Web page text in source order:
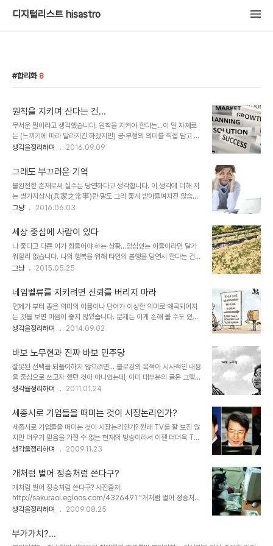
디지털리스트 hisastro
합리화 8
원칙을 지키며 산다는 건...
무서운 말이라고 생각했습니다. 원칙을 지켜야 한다는...이 말 자체로
는 (느끼기에 따라 달라지긴 하겠지만) 긍·부정의 의미를 직접 담고 있
지는 않기 때문에 뭐가 무섭다는 건지 의아할 수 있습니다. 마치 염력
면서 제가 생각하고 있는 그게 무엇인지 보았다면 모를까(허나 저도
그게 뭔지 정확히 알지 못한다는 건 함정~). 이렇게 말할 수 있을 것 같
습니다. 비근한 예를 들어 일관성을 가져야 한다는 것과 일맥상통하는
얘기라고 말이죠. 어떤 면에서 사람들은 원칙을 지켜야 한다거나 일관
성을 가져야 한다는 얘기 자체로 이성을 지닌 사람이라면 반드시 그래
무섭다고 하는 건 그러한 인식으..
생각을정리하며 2016.09.09
그래도 부끄러운 기억
불완전한 존재로써 실수는 당연하다고 생각합니다. 이 생각에 더해 저
는 병가지상사(兵家之常事)란 말도 그리 좋게 받아들여지진 않습니
다. 조심하고 유념하라는 의미겠지만, 실수라는 것을 그저 쉽게 받아들
양심은 있고, 누구나(라고 할 수 있을지는 저만의 생각이겠지만) 나쁜
것을 하고 싶지는 않을 테니까 말이죠. 오히려 좀 더 깊이 생각한다면
말이 될진 모르겠으나 나쁘고, 좋은 것이 없다면 어떨까... 상상하곤 합
니다. 세상은 원래 그런 것이라고 생각되는 요즘도... 사실 살면서 이쪽
저쪽 다 고려하고 배려하면서 살기란 간단한 얘기가 아닙니다. 자신의
에 없습니다. 뭐~ 이렇게 말하는..
그냥 2016.06.03
세상 중심에 사람이 있다
나 좋다고 다른 이가 힘들어야 하는 상황...양심있는 이들이라면 달가
워할리 없습니다. 나의 행복을 위해 타인의 불행을 당연시 한다는 건
영화 매드맥스가 보여주는 배경과 다를 바 없다고 생각합니다. 그렇게
고 삽니다. 마지막 휴일인 오늘은 부처님 오신날.종교적 믿음으로 다가
서지는 않지만 어떤 절대적 선에 대해 갈구를 하는 불완전한 사람으로
서... 때로 제시되는 문구들이 뇌리에 각인되고, 그것을 실천하고자 하
는 무의식은 어찌할 수 없는 일이기도 합니다. 전날까지 2박3일 대학
동기 가족모임을 다녀와 여독이 채 가시지 않았지만 왠지 산행을 하고
해야 하지 않느냐고 합니다...
그냥 2015.05.25
네임벨류를 지키려면 신뢰를 버리지 마라
언제가 부터 좋은 의미의 이름이나 단어가 이상한 의미로 왜곡되어지
는 것을 보면 마음이 좋지 않았습니다. 문제는 이게 손해 볼 수도 있는
어떤 거래에 한정된 것이라면 모를까... 사람 잡을 일들까지 아무렇지
임벨류!! 그리고 앵무새들의 입을 통한 바이럴!! 핵심도 없고 모호한 추
상적 명제만을 앞세우는데도 그넘의 네임벨류면 모든게 끝나버렸던
겁니다. 알고보면 그 네임벨류라는 것도 자기PR시대라는 합리화를 통
해 그럴싸하게 포장된 자기 자랑이었을 뿐이고, 지닌 힘으로 우격 우격
밀어 부친 것에 불과합니다. 한 때 민영화라는 말이 좋게 들리던 시절
만한 원인이 있기도 했지만 나라..
생각을정리하며 2014.09.02
바보 노무현과 진짜 바보 민주당
잘못된 선택을 되풀이하지 않으려면... 블로깅의 목적이 시사적인 내용
을 중심으로 쓰고자 했던 것이 아니었는데, 이미 대부분의 글은 그렇게
시사와 정치를 주로 하는 블로그가 되어 버렸습니다. 하지만, 얼마 전
혔듯이 현재는 그 무엇보다도 우리들의 인간 본위의 인간성을 되찾는
것이 가장 중요한 일이 아닌가라는 생각을 다시금 해봅니다. 같잖은 보
잘것없는 자의 쓸데없고 부질없는 일일지는 몰라도... ※ 본 글은
2009년 9월 처음 작성하였고, 지난 2010년 6.2 지방선거 결과를
생각하다가 일부 내용을 추가하여 재발행하였으며, 스스로에 대한 생
리고 공감하실 그 어느 분과의 소..
생각을정리하며 2011.01.24
세종시로 기업들을 떠미는 것이 시장논리인가?
세종시로 기업들을 떠미는 것이 시장논리인가? 원래 TV를 잘 보진 않
지만 더우기 믿음을 가질 수 없는 현재의 방송이라서 이젠 더더욱 TV
와 멀어지는 느낌입니다. 하지만, 어쩔 수 없이 들려오는 얘기라던가
가중되는 느낌입니다. 언제고 그 원칙이란 것을 지켰던 인물들이 아니
었음에도... 최소한의 양심이라면... 자신들이 내세웠던 논리는 짜 맞추
어야 하지 않나 싶은데...이마저도 너무 큰 바램이었을까요? 비즈니스
프렌들리?... 말 할 것이 한둘이 아니지만, 이것 한가지는 꼬집고 넘어
가야겠다는 생각이 들었습니다. 세종시 문제로 여야의 대립이 어쩌구
전면 백지화 하겠다는 정부의..
생각을정리하며 2009.11.23
개처럼 벌어 정승처럼 쓴다구?
개처럼 벌어 정승처럼 쓴다구? 사진출처:
http://sakuraoi.egloos.com/4326491 "개처럼 벌어 정승처럼
쓴다." 정말 그럴 듯 해 보이는 말입니다. 그렇기 때문에 우리는 이 말
벌어서 정승처럼 쓴다는 말... 이 말은 지금 벌이를 하고 있거나 아니면
벌이를 하겠다는 과정 중에 있음을 의미하는 것일 테고, 더불어서 적어
생각을정리하며 2009.08.25
부가가치?...